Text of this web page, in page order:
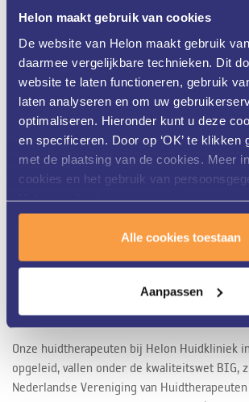
Helon maakt gebruik van cookies
De website van Helon maakt gebruik
daarmee vergelijkbare technieken. Dit
website te laten functioneren, gebruik
laten analyseren en om uw
optimaliseren. Hieronder kunt u deze
en specificeren. Door op ‘OK’ te klikken
met de plaatsing van de cookies. Meer
cookies en het gebruik van
Helon vindt uhier.
Alle cookies toestaan
Aanpassen
Helon Huidkliniek in Twente is al meer dan
gespecialiseerd in zowel medische als
laserbehandelingen. Ons gedreven team van
werkt nauw samen met de dermatologen van
garant voor een zeer uitgebreide kennis van
optimale behandeling.
Gekwalificeerd
Onze huidtherapeuten bij Helon Huidkliniek
opgeleid, vallen onder de kwaliteitswet BIG,
Nederlandse Vereniging van